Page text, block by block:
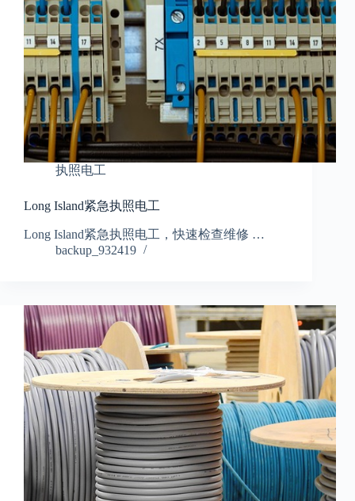
执照电工
Long Island紧急执照电工
Long Island紧急执照电工，快速检查维修 …
backup_932419